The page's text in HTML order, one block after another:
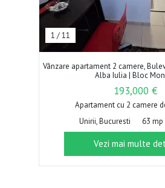
1 /11
Vânzare apartament 2 camere,
Alba Iulia | Bloc
193,000 €
Apartament cu 2 camere
Unirii, Bucuresti
63 mp
Vezi mai multe